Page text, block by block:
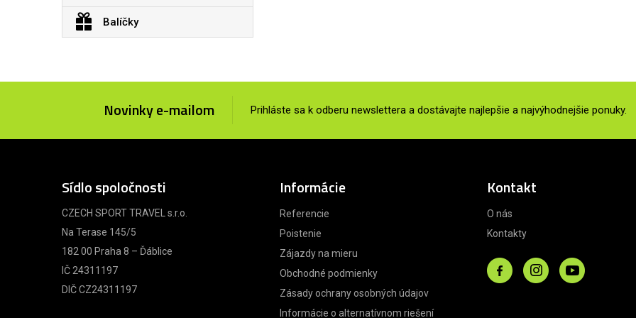
Balíčky
Novinky e-mailom Prihláste sa k odberu newslettera a dostávajte najlepšie a najvýhodnejšie ponuky.
Sídlo spoločnosti
CZECH SPORT TRAVEL s.r.o.
Na Terase 145/5
182 00 Praha 8 – Ďáblice
IČ 24311197
DIČ CZ24311197
Informácie
Referencie
Poistenie
Zájazdy na mieru
Obchodné podmienky
Zásady ochrany osobných údajov
Informácie o alternatívnom riešení
Kontakt
O nás
Kontakty